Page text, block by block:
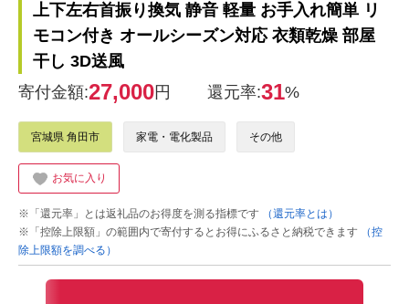
上下左右首振り換気 静音 軽量 お手入れ簡単 リ
モコン付き オールシーズン対応 衣類乾燥 部屋
干し 3D送風
寄付金額:27,000円 還元率:31%
宮城県 角田市 家電・電化製品 その他
お気に入り
※「還元率」とは返礼品のお得度を測る指標です
（還元率とは）
※「控除上限額」の範囲内で寄付するとお得にふるさと納税できます
（控
除上限額を調べる）